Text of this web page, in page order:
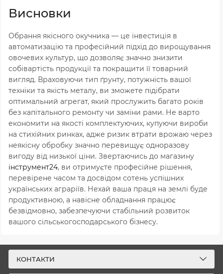
Висновки
Обрання якісного окучника — це інвестиція в
автоматизацію та професійний підхід до вирощування
овочевих культур, що дозволяє значно знизити
собівартість продукції та покращити її товарний
вигляд. Враховуючи тип ґрунту, потужність вашої
техніки та якість металу, ви зможете підібрати
оптимальний агрегат, який прослужить багато років
без капітального ремонту чи заміни рами. Не варто
економити на якості комплектуючих, купуючи вироби
на стихійних ринках, адже ризик втрати врожаю через
неякісну обробку значно перевищує одноразову
вигоду від низької ціни. Звертаючись до магазину
інструмент24, ви отримуєте професійне рішення,
перевірене часом та досвідом сотень успішних
українських аграріїв. Нехай ваша праця на землі буде
продуктивною, а навісне обладнання працює
безвідмовно, забезпечуючи стабільний розвиток
вашого сільськогосподарського бізнесу.
КОНТАКТИ